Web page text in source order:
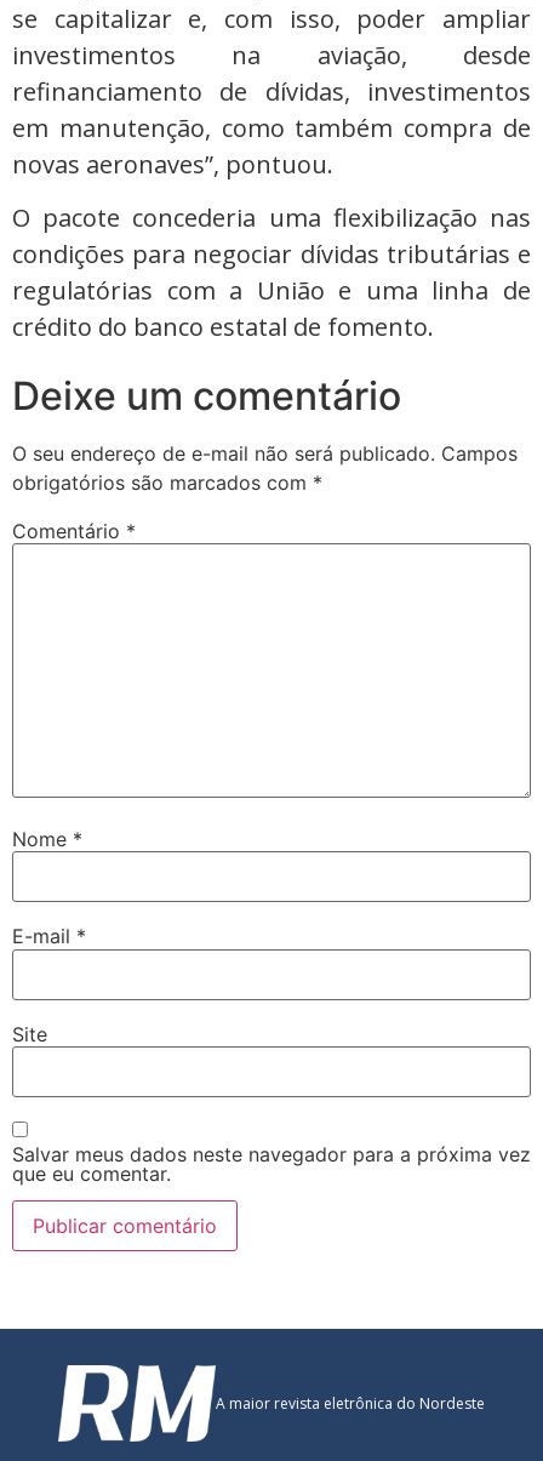
se capitalizar e, com isso, poder ampliar
investimentos na aviação, desde
refinanciamento de dívidas, investimentos
em manutenção, como também compra de
novas aeronaves”, pontuou.
O pacote concederia uma flexibilização nas
condições para negociar dívidas tributárias e
regulatórias com a União e uma linha de
crédito do banco estatal de fomento.
Deixe um comentário
O seu endereço de e-mail não será publicado. Campos
obrigatórios são marcados com *
Comentário *
Nome *
E-mail *
Site
Salvar meus dados neste navegador para a próxima vez
que eu comentar.
A maior revista eletrônica do Nordeste